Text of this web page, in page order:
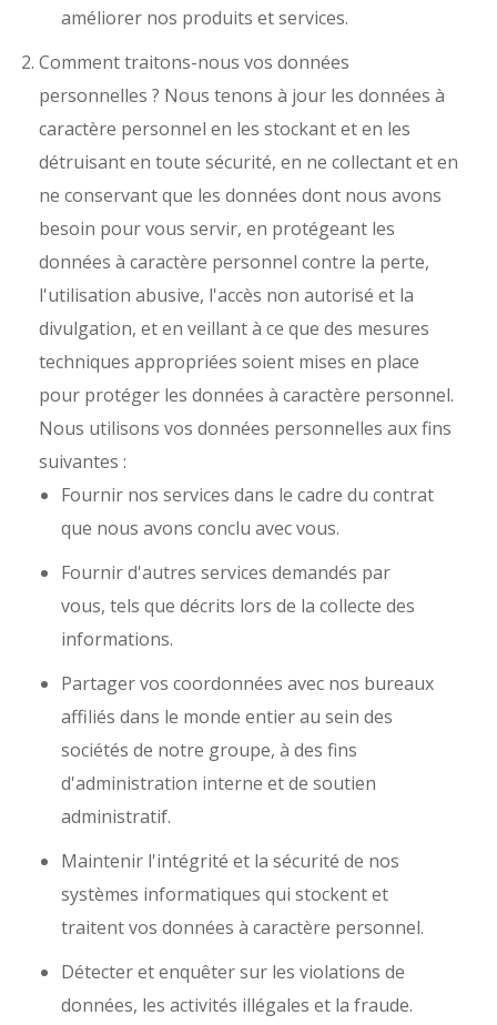
améliorer nos produits et services.
Comment traitons-nous vos données
personnelles ? Nous tenons à jour les données à
caractère personnel en les stockant et en les
détruisant en toute sécurité, en ne collectant et en
ne conservant que les données dont nous avons
besoin pour vous servir, en protégeant les
données à caractère personnel contre la perte,
l'utilisation abusive, l'accès non autorisé et la
divulgation, et en veillant à ce que des mesures
techniques appropriées soient mises en place
pour protéger les données à caractère personnel.
Nous utilisons vos données personnelles aux fins
suivantes :
Fournir nos services dans le cadre du contrat
que nous avons conclu avec vous.
Fournir d'autres services demandés par
vous, tels que décrits lors de la collecte des
informations.
Partager vos coordonnées avec nos bureaux
affiliés dans le monde entier au sein des
sociétés de notre groupe, à des fins
d'administration interne et de soutien
administratif.
Maintenir l'intégrité et la sécurité de nos
systèmes informatiques qui stockent et
traitent vos données à caractère personnel.
Détecter et enquêter sur les violations de
données, les activités illégales et la fraude.